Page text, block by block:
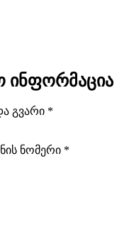
ინფორმაცია
გვარი *
ნომერი *